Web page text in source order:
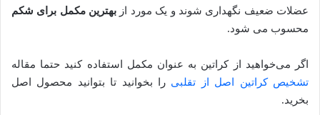
عضلات ضعیف نگهداری شوند و یک مورد از بهترین مکمل برای شکم
محسوب می شود.
اگر می‌خواهید از کراتین به عنوان مکمل استفاده کنید حتما مقاله
تشخیص کراتین اصل از تقلبی را بخوانید تا بتوانید محصول اصل
بخرید.